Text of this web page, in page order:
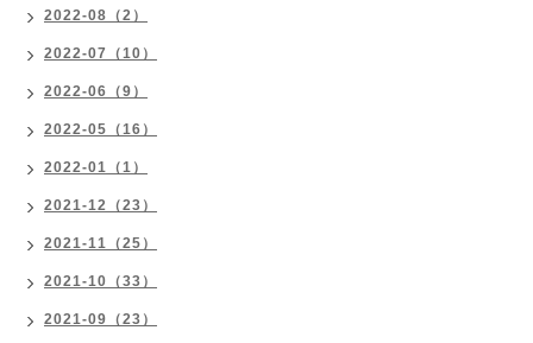
2022-08（2）
2022-07（10）
2022-06（9）
2022-05（16）
2022-01（1）
2021-12（23）
2021-11（25）
2021-10（33）
2021-09（23）